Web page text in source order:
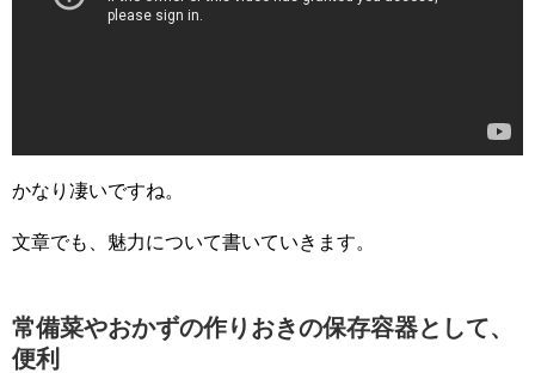
かなり凄いですね。
文章でも、魅力について書いていきます。
常備菜やおかずの作りおきの保存容器として、
便利